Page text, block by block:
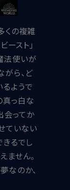
くの複雑
ースト」
法使いが
がら、ど
ようで
真っ白な
会ってか
ていない
るでし
ません。
なのか、